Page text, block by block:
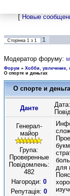
[ Новые
Сторінка 1 з 1 1
Модератор форуму:
Форум » Хобби, увлечение,
О спорте и деньгах
О спорте и
Данте
Генерал-
майор
Група:
Проверенные
Повідомлень:
482
Нагороди: 0
Репутація: 0
для